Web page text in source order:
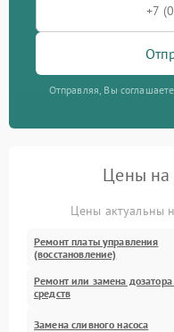
Отправляя, Вы
Цены на
Цены актуальны
Ремонт платы управления
(восстановление)
Ремонт или замена
средств
Замена сливного насоса